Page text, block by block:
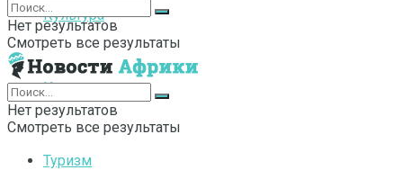
Культура
Интернет
Туризм
Нет результатов
Смотреть все результаты
Нет результатов
Смотреть все результаты